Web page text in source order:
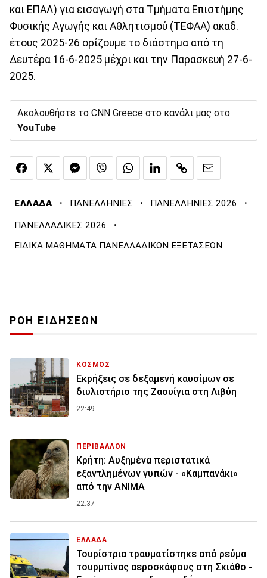
και ΕΠΑΛ) για εισαγωγή στα Τμήματα Επιστήμης
Φυσικής Αγωγής και Αθλητισμού (ΤΕΦΑΑ) ακαδ.
έτους 2025-26 ορίζουμε το διάστημα από τη
Δευτέρα 16-6-2025 μέχρι και την Παρασκευή 27-6-
2025.
Ακολουθήστε το CNN Greece στο κανάλι μας στο
YouTube
ΕΛΛΑΔΑ · ΠΑΝΕΛΛΗΝΙΕΣ · ΠΑΝΕΛΛΗΝΙΕΣ 2026 ·
ΠΑΝΕΛΛΑΔΙΚΕΣ 2026 ·
ΕΙΔΙΚΑ ΜΑΘΗΜΑΤΑ ΠΑΝΕΛΛΑΔΙΚΩΝ ΕΞΕΤΑΣΕΩΝ
ΡΟΗ ΕΙΔΗΣΕΩΝ
ΚΟΣΜΟΣ
Εκρήξεις σε δεξαμενή καυσίμων σε
διυλιστήριο της Ζαουίγια στη Λιβύη
22:49
ΠΕΡΙΒΑΛΛΟΝ
Κρήτη: Αυξημένα περιστατικά
εξαντλημένων γυπών - «Καμπανάκι»
από την ANIMA
22:37
ΕΛΛΑΔΑ
Τουρίστρια τραυματίστηκε από ρεύμα
τουρμπίνας αεροσκάφους στη Σκιάθο -